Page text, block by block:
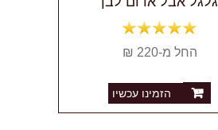
החל מ-220 ₪
הזמינו עכשיו